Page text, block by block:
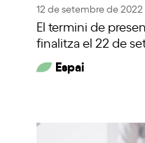
12 de setembre de 2022
El termini de
finalitza el 22 de
Espai